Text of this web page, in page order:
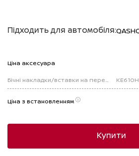
Підходить для автомобіля:
Ціна аксесуара
Бічні накладки/вставки на передній бампер (Sport Pack - Carbon)
Ціна з встановленням
Купити